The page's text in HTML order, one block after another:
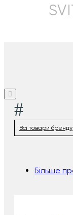
#
Всі товари бренду
Більше